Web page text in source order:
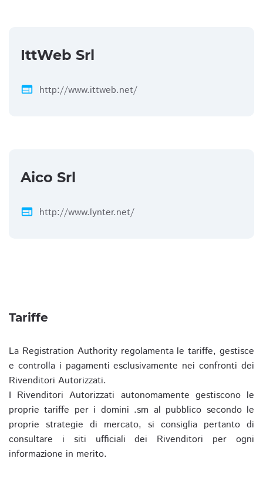
IttWeb Srl
web http://www.ittweb.net/
Aico Srl
web http://www.lynter.net/
Tariffe
La Registration Authority regolamenta le tariffe, gestisce
e controlla i pagamenti esclusivamente nei confronti dei
Rivenditori Autorizzati.
I Rivenditori Autorizzati autonomamente gestiscono le
proprie tariffe per i domini .sm al pubblico secondo le
proprie strategie di mercato, si consiglia pertanto di
consultare i siti ufficiali dei Rivenditori per ogni
informazione in merito.